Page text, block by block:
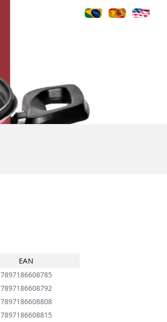
EAN
7897186608785
7897186608792
7897186608808
7897186608815